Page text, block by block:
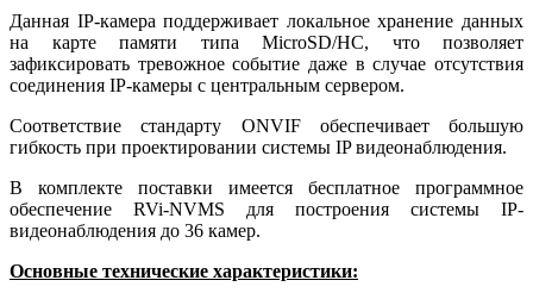
Данная IP-камера поддерживает локальное хранение данных
на карте памяти типа MicroSD/HC, что позволяет
зафиксировать тревожное событие даже в случае отсутствия
соединения IP-камеры с центральным сервером.
Соответствие стандарту ONVIF обеспечивает большую
гибкость при проектировании системы IP видеонаблюдения.
В комплекте поставки имеется бесплатное программное
обеспечение RVi-NVMS для построения системы IP-
видеонаблюдения до 36 камер.
Основные технические характеристики: